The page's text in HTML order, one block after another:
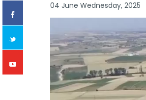
04 June Wednesday, 2025